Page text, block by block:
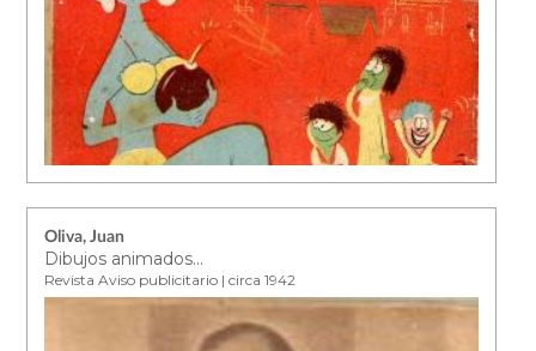
Oliva, Juan
Dibujos animados...
Revista Aviso publicitario | circa 1942